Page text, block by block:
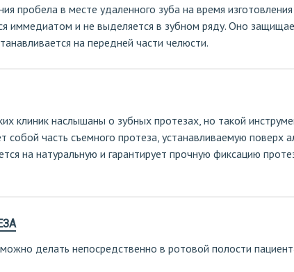
пробела в месте удаленного зуба на время
иммедиатом и не выделяется в зубном ряду. Оно
на передней части челюсти.
клиник наслышаны о зубных протезах, но такой
собой часть съемного протеза, устанавливаемую поверх
на натуральную и гарантирует прочную фиксацию
делать непосредственно в ротовой полости